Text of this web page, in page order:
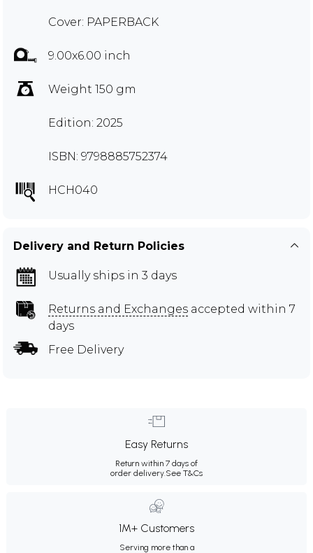
Cover: PAPERBACK
9.00x6.00 inch
Weight 150 gm
Edition: 2025
ISBN: 9798885752374
HCH040
Delivery and Return Policies
Usually ships in 3 days
Returns and Exchanges accepted within 7
days
Free Delivery
Easy Returns
Return within 7 days of
order delivery.See T&Cs
1M+ Customers
Serving more than a